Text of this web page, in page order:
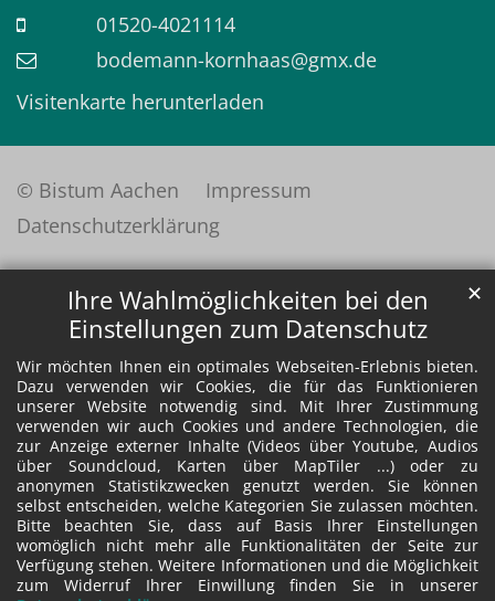
Ihre Wahlmöglichkeiten bei den
Einstellungen zum Datenschutz
Wir möchten Ihnen ein optimales Webseiten-Erlebnis bieten.
Dazu verwenden wir Cookies, die für das Funktionieren
unserer Website notwendig sind. Mit Ihrer Zustimmung
verwenden wir auch Cookies und andere Technologien, die
zur Anzeige externer Inhalte (Videos über Youtube, Audios
über Soundcloud, Karten über MapTiler ...) oder zu
anonymen Statistikzwecken genutzt werden. Sie können
selbst entscheiden, welche Kategorien Sie zulassen möchten.
Bitte beachten Sie, dass auf Basis Ihrer Einstellungen
womöglich nicht mehr alle Funktionalitäten der Seite zur
Verfügung stehen. Weitere Informationen und die Möglichkeit
zum Widerruf Ihrer Einwillung finden Sie in unserer
✕
01520-4021114
bodemann-kornhaas@gmx.de
Visitenkarte herunterladen
© Bistum Aachen
Impressum
Datenschutzerklärung